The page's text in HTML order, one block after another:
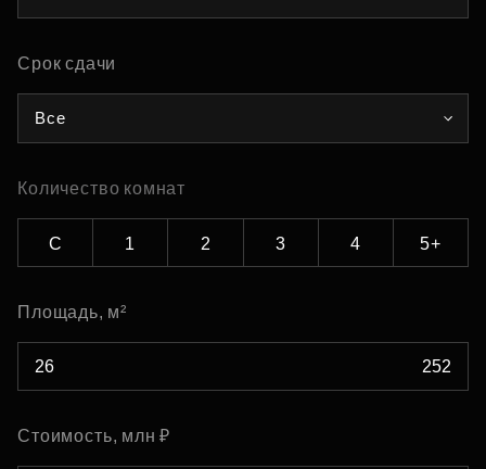
Срок сдачи
Все
Количество комнат
С 1 2 3 4 5+
Площадь, м²
Стоимость, млн ₽